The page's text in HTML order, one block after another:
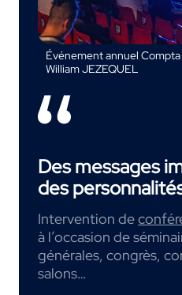
Événement annuel
William JEZEQUEL
Des messages
des
Intervention de
à l’occasion de
générales, congrès,
salons…